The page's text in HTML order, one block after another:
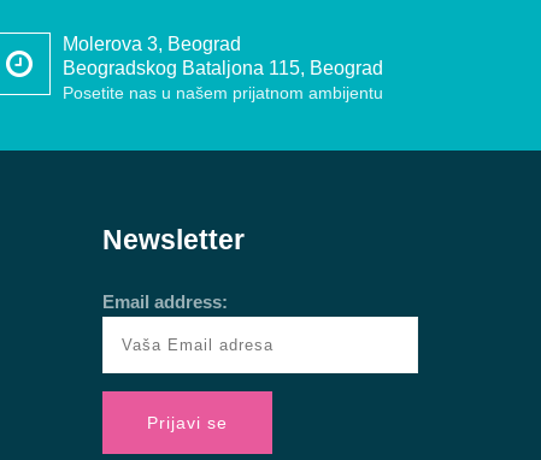
Molerova 3, Beograd
Beogradskog Bataljona 115, Beograd
Posetite nas u našem prijatnom ambijentu
Newsletter
Email address: